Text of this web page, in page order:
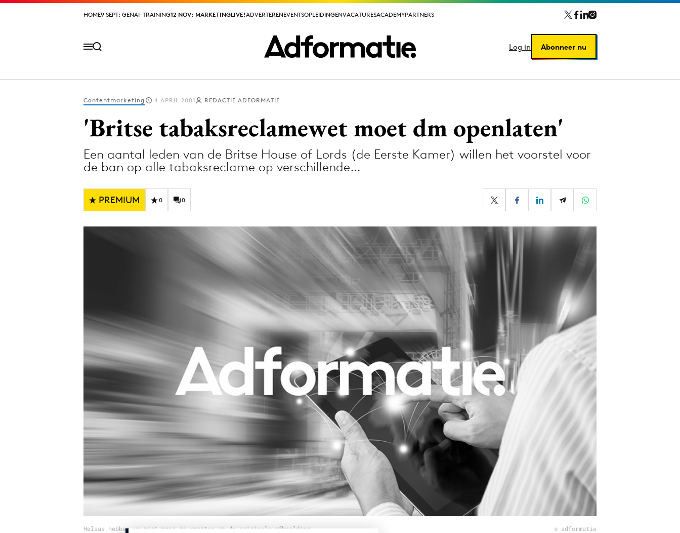
HOME9 SEPT: GENAI-TRAINING12 NOV: MARKETINGLIVE!ADVERTERENEVENTSOPLEIDINGENVACATURESACADEMYPARTNERS
Log in Abonneer nu
HOME9 SEPT: GENAI-TRAINING12 NOV: MARKETINGLIVE!ADVERTERENEVENTSOPLEIDINGENVACATURESACADEMYPARTNERS
Log in Abonneer nu
Digital transformation
Diversiteit
Effectiviteit
Influencer marketing
Interne communicatie
Programmatic
Purpose Marketing
Reputatie & crisis
Contentmarketing 4 APRIL 2001 REDACTIE ADFORMATIE
'Britse tabaksreclamewet moet dm openlaten'
Een aantal leden van de Britse House of Lords (de Eerste Kamer) willen het voorstel voor
de ban op alle tabaksreclame op verschillende…
PREMIUM 0 0
Helaas hebben we niet meer de rechten op de originele afbeelding © adformatie